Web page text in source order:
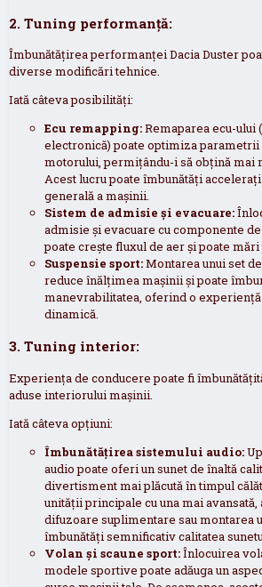
2. Tuning performanță:
Îmbunătățirea performanței Dacia Duster
diverse modificări tehnice.
Iată câteva posibilități:
Ecu remapping:Remaparea ecu-ului
electronică) poate optimiza
motorului, permițându-i să obțină mai
Acest lucru poate îmbunătăți
generală a mașinii.
Sistem de admisie și evacuare:
admisie și evacuare cu componente
poate crește fluxul de aer și poate
Suspensie sport:Montarea unui set
reduce înălțimea mașinii și poate
manevrabilitatea, oferind o
dinamică.
3. Tuning interior:
Experiența de conducere poate fi
aduse interiorului mașinii.
Iată câteva opțiuni:
Îmbunătățirea sistemului audio:
audio poate oferi un sunet de înaltă
divertisment mai plăcută în timpul
unității principale cu una mai avansată,
difuzoare suplimentare sau montarea
îmbunătăți semnificativ calitatea
Volan și scaune sport:Înlocuirea
modele sportive poate adăuga un